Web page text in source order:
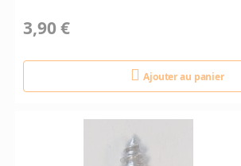
3,90 €
Ajouter au panier